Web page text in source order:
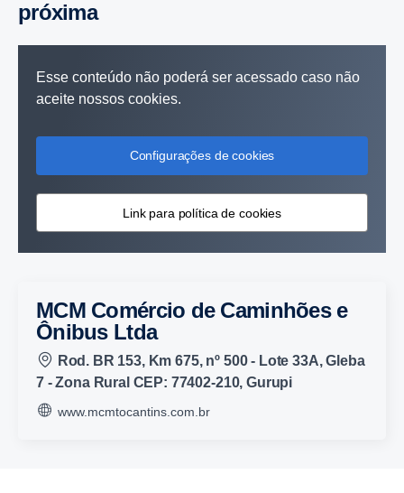
próxima
Esse conteúdo não poderá ser acessado caso não
aceite nossos cookies.
Configurações de cookies
Link para política de cookies
MCM Comércio de Caminhões e
Ônibus Ltda
Rod. BR 153, Km 675, nº 500 - Lote 33A, Gleba
7 - Zona Rural CEP: 77402-210, Gurupi
www.mcmtocantins.com.br